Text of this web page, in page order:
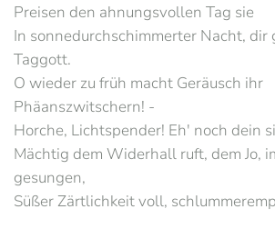
Preisen den ahnungsvollen Tag sie
In sonnedurchschimmerter Nacht, dir
Taggott.
O wieder zu früh macht Geräusch ihr
Phäanszwitschern! -
Horche, Lichtspender! Eh' noch dein
Mächtig dem Widerhall ruft, dem Jo,
gesungen,
Süßer Zärtlichkeit voll,